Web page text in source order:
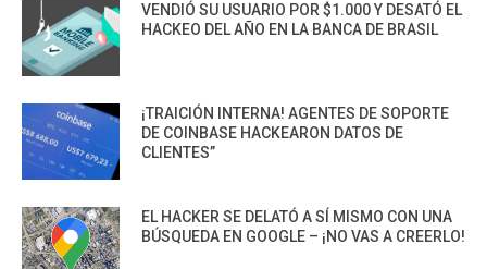
VENDIÓ SU USUARIO POR $1.000 Y DESATÓ EL
HACKEO DEL AÑO EN LA BANCA DE BRASIL
¡TRAICIÓN INTERNA! AGENTES DE SOPORTE
DE COINBASE HACKEARON DATOS DE
CLIENTES”
EL HACKER SE DELATÓ A SÍ MISMO CON UNA
BÚSQUEDA EN GOOGLE – ¡NO VAS A CREERLO!